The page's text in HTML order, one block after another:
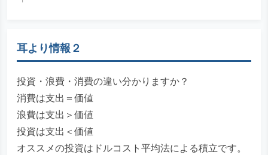
耳より情報２
投資・浪費・消費の違い分かりますか？
消費は支出＝価値
浪費は支出＞価値
投資は支出＜価値
オススメの投資はドルコスト平均法による積立です。